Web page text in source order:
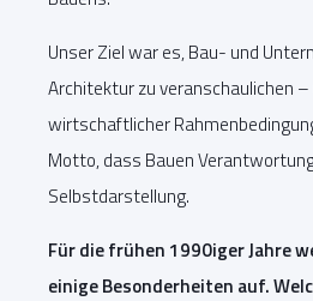
Unser Ziel war es, Bau- und
Architektur zu veranschaulichen
wirtschaftlicher
Motto, dass Bauen
Selbstdarstellung.
Für die frühen 1990iger Jahre
einige Besonderheiten auf.